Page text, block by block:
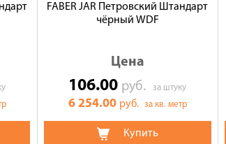
FABER JAR Петровский Штандарт
чёрный WDF
Цена
106.00 руб.за штуку
6 254.00 руб. за кв. метр
Купить